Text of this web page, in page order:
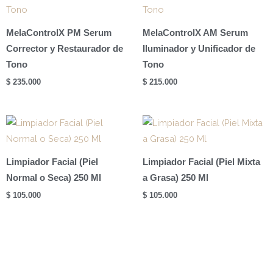
MelaControlX PM Serum
Corrector y Restaurador de
Tono
$ 235.000
MelaControlX AM Serum
Iluminador y Unificador de
Tono
$ 215.000
Limpiador Facial (Piel
Normal o Seca) 250 Ml
$ 105.000
Limpiador Facial (Piel Mixta
a Grasa) 250 Ml
$ 105.000